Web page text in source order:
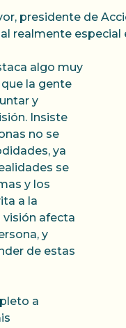
presidente de
realmente
algo muy
la gente
y
Insiste
no se
ya
se
y los
a la
visión afecta
y
de estas
a